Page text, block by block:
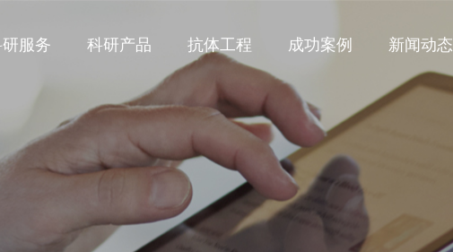
服务 科研产品 抗体工程 成功案例 新闻动态